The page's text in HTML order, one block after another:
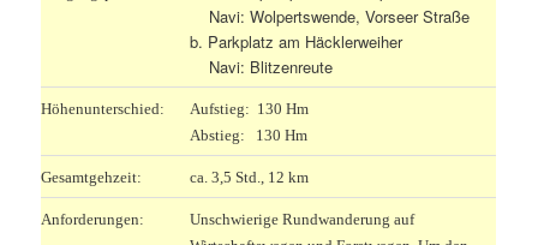
Navi: Wolpertswende, Vorseer Straße
b. Parkplatz am Häcklerweiher
Navi: Blitzenreute
Höhenunterschied:
Aufstieg: 130 Hm
Abstieg: 130 Hm
Gesamtgehzeit: ca. 3,5 Std., 12 km
Anforderungen:
Unschwierige Rundwanderung auf